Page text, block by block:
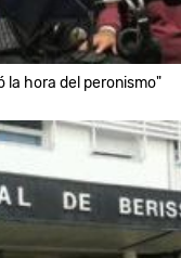
la hora del peronismo"